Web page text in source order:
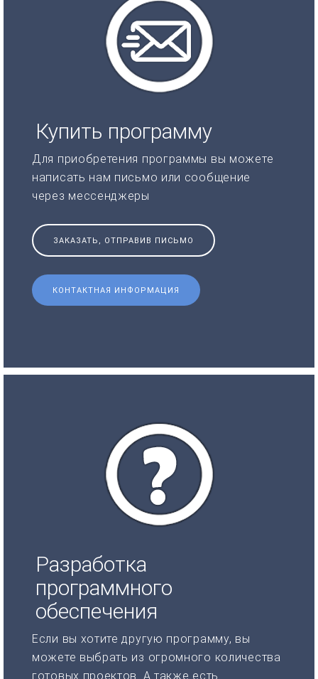
Купить программу
Для приобретения программы вы можете
написать нам письмо или сообщение
через мессенджеры
ЗАКАЗАТЬ, ОТПРАВИВ ПИСЬМО
КОНТАКТНАЯ ИНФОРМАЦИЯ
Разработка
программного
обеспечения
Если вы хотите другую программу, вы
можете выбрать из огромного количества
готовых проектов. А также есть